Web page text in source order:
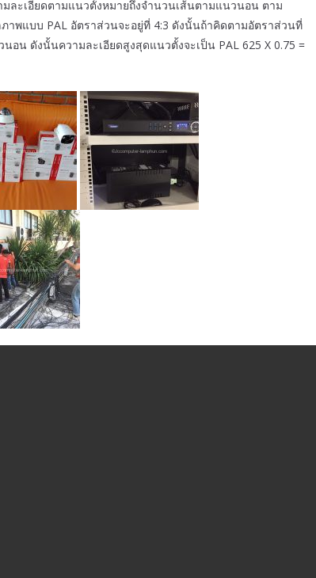
มละเอียดตามแนวตั้งหมายถึงจำนวนเส้นตามแนวนอน ตาม
าพแบบ PAL อัตราส่วนจะอยู่ที่ 4:3 ดังนั้นถ้าคิดตามอัตราส่วนที่
อน ดังนั้นความละเอียดสูงสุดแนวตั้งจะเป็น PAL 625 X 0.75 =